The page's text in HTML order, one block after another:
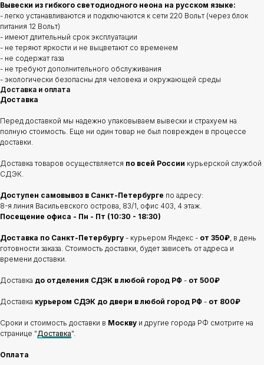
Вывески из гибкого светодиодного неона на русском языке:
- легко устанавливаются и подключаются к сети 220 Вольт (через блок
питания 12 Вольт)
- имеют длительный срок эксплуатации
- не теряют яркости и не выцветают со временем
- не содержат газа
- не требуют дополнительного обслуживания
- экологически безопасны для человека и окружающей среды
Доставка и оплата
Доставка
Перед доставкой мы надежно упаковываем вывески и страхуем на
полную стоимость. Еще ни один товар не был поврежден в процессе
доставки.
Доставка товаров осуществляется по всей России курьерской службой
СДЭК.
Доступен самовывоз в Санкт-Петербурге по адресу:
8-я линия Васильевского острова, 83/1, офис 403, 4 этаж.
Посещение офиса - Пн - Пт (10:30 - 18:30)
Доставка по Санкт-Петербургу - курьером Яндекс - от 350₽, в день
готовности заказа. Стоимость доставки, будет зависеть от адреса и
времени доставки.
Доставка до отделения СДЭК в любой город РФ - от 500₽
Доставка курьером СДЭК до двери в любой город РФ - от 800₽
Сроки и стоимость доставки в Москву и другие города РФ смотрите на
странице "Доставка".
Оплата